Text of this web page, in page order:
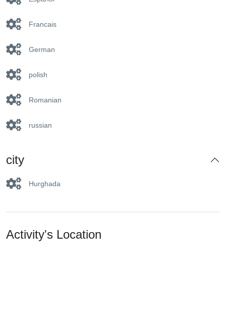
Francais
German
polish
Romanian
russian
city
Hurghada
Activity's Location